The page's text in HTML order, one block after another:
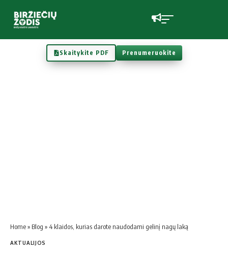
Skaitykite PDF Prenumeruokite
Home» Blog » 4 klaidos, kurias darote naudodami gelinį nagų laką
AKTUALIJOS